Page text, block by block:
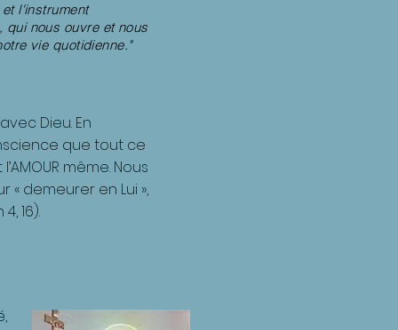
l'instrument
nous ouvre et nous
vie quotidienne."
Dieu. En
que tout ce
même. Nous
« demeurer en Lui »,
16).